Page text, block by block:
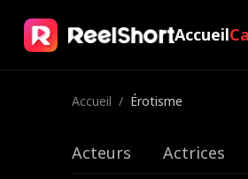
Accueil
Accueil / Érotisme
Acteurs Actrices